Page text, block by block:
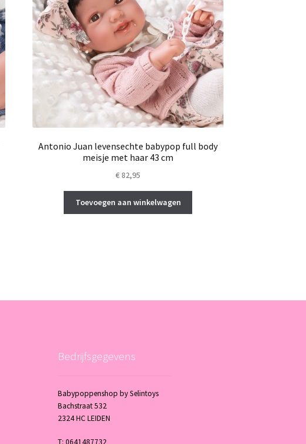
Antonio Juan levensechte babypop full body
meisje met haar 43 cm
€ 82,95
Toevoegen aan winkelwagen
Bedrijfsgegevens
Babypoppenshop by Selintoys
Bachstraat 532
2324 HC LEIDEN